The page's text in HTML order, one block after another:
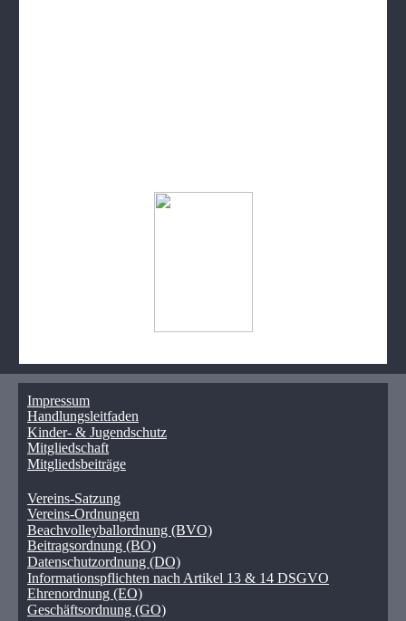
Impressum
Handlungsleitfaden
Kinder- & Jugendschutz
Mitgliedschaft
Mitgliedsbeiträge
Vereins-Satzung
Vereins-Ordnungen
Beachvolleyballordnung (BVO)
Beitragsordnung (BO)
Datenschutzordnung (DO)
Informationspflichten nach Artikel 13 & 14 DSGVO
Ehrenordnung (EO)
Geschäftsordnung (GO)